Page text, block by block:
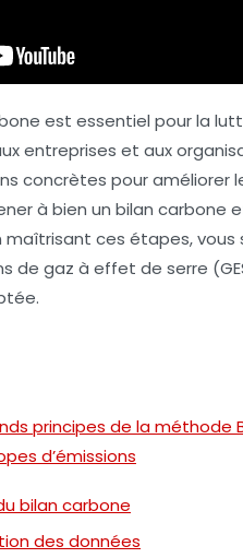
est essentiel pour la
entreprises et aux
concrètes pour améliorer
à bien un bilan carbone
maîtrisant ces étapes,
de gaz à effet de serre
principes de la méthode
d’émissions
bilan carbone
des données